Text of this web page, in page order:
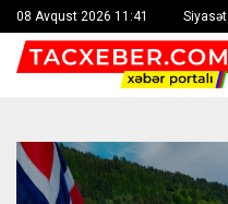
08 Avqust 2026 11:41 Siyasət